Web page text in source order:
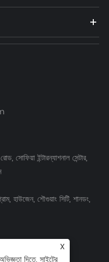
সোফিয়া ইন্টারন্যাশনাল সেন্টার,
হাউজেন, শৌগুয়াং সিটি, শানডং,
X